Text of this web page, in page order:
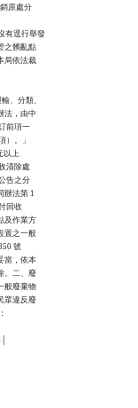
原處分
有逕行舉發
之髒亂點
局依法裁
、分類、
法，由中
前項一
）。」
以上
清除處
告之分
辦法第 1
回收
及作業方
置之一般
號
當，依本
。二、廢
般廢棄物
眾違反廢